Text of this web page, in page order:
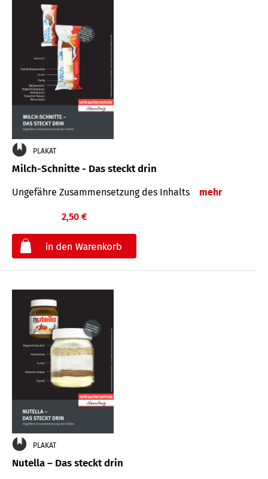
PLAKAT
Milch-Schnitte - Das steckt drin
Ungefähre Zu­sammen­setzung des Inhalts mehr
2,50 €
PLAKAT
Nutella – Das steckt drin